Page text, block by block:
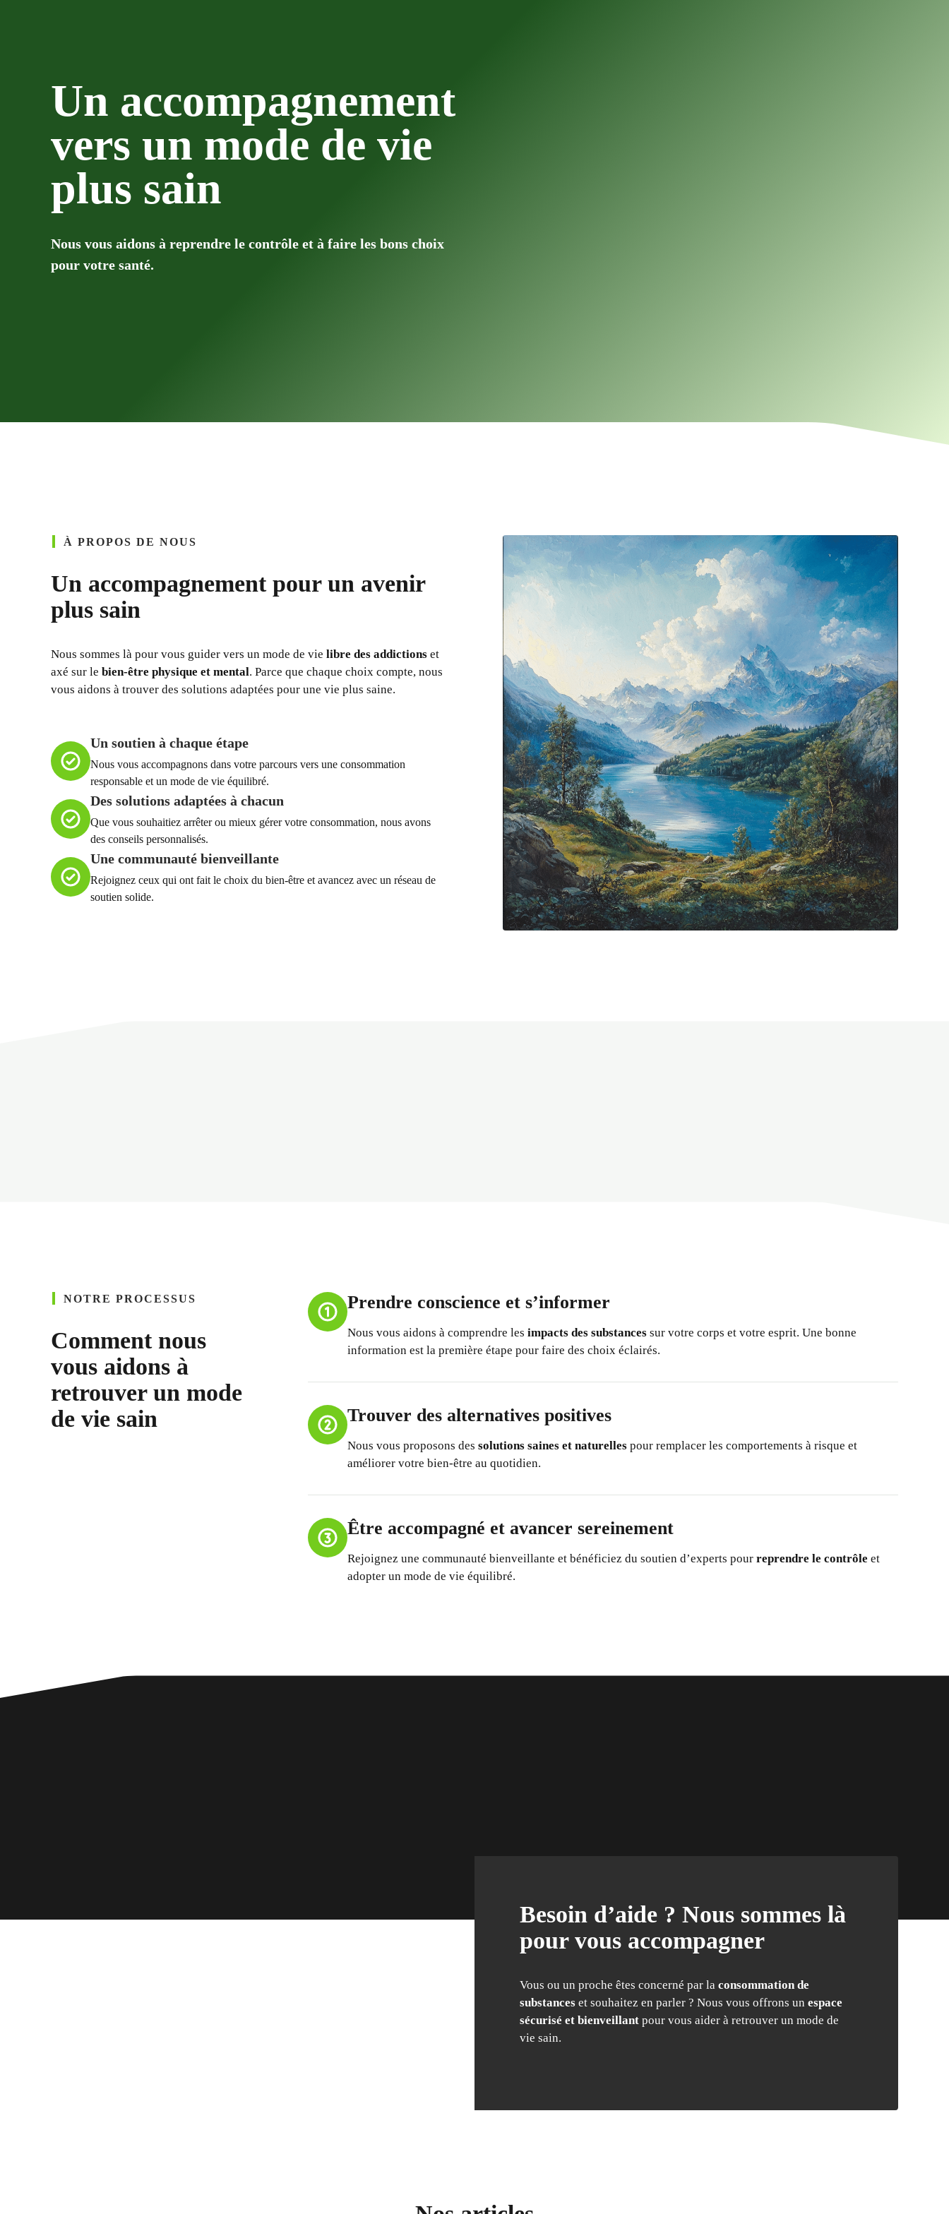
Un accompagnement
vers un mode de vie
plus sain
Nous vous aidons à reprendre le contrôle et à faire les bons choix
pour votre santé.
À PROPOS DE NOUS
Un accompagnement pour un avenir
plus sain
Nous sommes là pour vous guider vers un mode de vie libre des addictions et
axé sur le bien-être physique et mental. Parce que chaque choix compte, nous
vous aidons à trouver des solutions adaptées pour une vie plus saine.
Un soutien à chaque étape
Nous vous accompagnons dans votre parcours vers une consommation
responsable et un mode de vie équilibré.
Des solutions adaptées à chacun
Que vous souhaitiez arrêter ou mieux gérer votre consommation, nous avons
des conseils personnalisés.
Une communauté bienveillante
Rejoignez ceux qui ont fait le choix du bien-être et avancez avec un réseau de
soutien solide.
NOTRE PROCESSUS
Comment nous
vous aidons à
retrouver un mode
de vie sain
Prendre conscience et s’informer
Nous vous aidons à comprendre les impacts des substancessur votre corps et votre esprit. Une bonne
information est la première étape pour faire des choix éclairés.
Trouver des alternatives positives
Nous vous proposons des solutions saines et naturellespour remplacer les comportements à risque et
améliorer votre bien-être au quotidien.
Être accompagné et avancer sereinement
Rejoignez une communauté bienveillante et bénéficiez du soutien d’experts pour reprendre le contrôle et
adopter un mode de vie équilibré.
Besoin d’aide ? Nous sommes là
pour vous accompagner
Vous ou un proche êtes concerné par la consommation de
substances et souhaitez en parler ? Nous vous offrons un espace
sécurisé et bienveillant pour vous aider à retrouver un mode de
vie sain.